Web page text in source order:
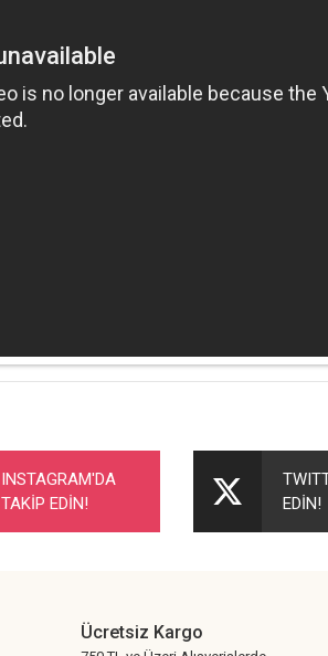
Bu ürüne ilk
INSTAGRAM'DA
TAKİP EDİN!
EDİN!
Ücretsiz Kargo